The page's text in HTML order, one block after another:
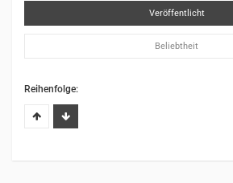
Veröffentlicht
Beliebtheit
Reihenfolge: